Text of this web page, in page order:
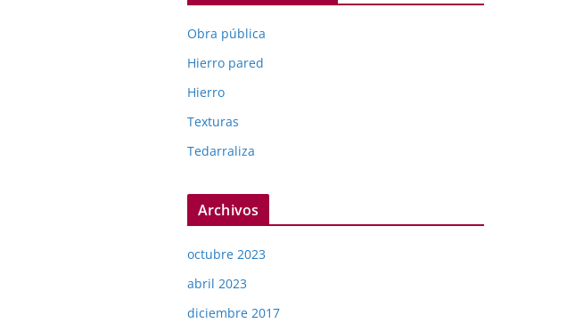
Obra pública
Hierro pared
Hierro
Texturas
Tedarraliza
Archivos
octubre 2023
abril 2023
diciembre 2017